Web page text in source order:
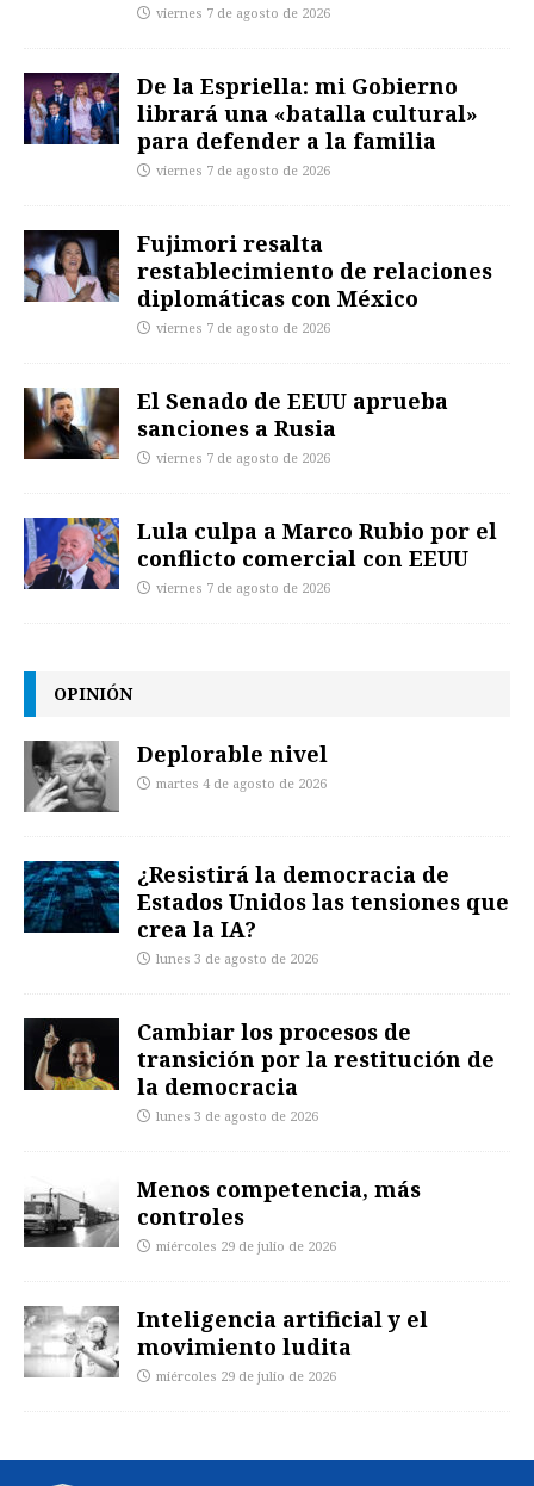
viernes 7 de agosto de 2026
De la Espriella: mi Gobierno
librará una «batalla cultural»
para defender a la familia
viernes 7 de agosto de 2026
Fujimori resalta
restablecimiento de relaciones
diplomáticas con México
viernes 7 de agosto de 2026
El Senado de EEUU aprueba
sanciones a Rusia
viernes 7 de agosto de 2026
Lula culpa a Marco Rubio por el
conflicto comercial con EEUU
viernes 7 de agosto de 2026
OPINIÓN
Deplorable nivel
martes 4 de agosto de 2026
¿Resistirá la democracia de
Estados Unidos las tensiones que
crea la IA?
lunes 3 de agosto de 2026
Cambiar los procesos de
transición por la restitución de
la democracia
lunes 3 de agosto de 2026
Menos competencia, más
controles
miércoles 29 de julio de 2026
Inteligencia artificial y el
movimiento ludita
miércoles 29 de julio de 2026